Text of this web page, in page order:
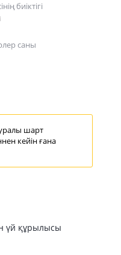
биіктігі
саны
шарт
кейін ғана
үй құрылысы